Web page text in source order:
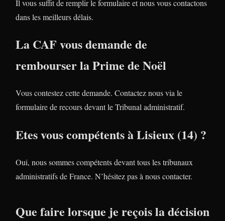
Il vous suffit de remplir le formulaire et nous vous contactons
dans les meilleurs délais.
La CAF vous demande de
rembourser la Prime de Noël
Vous contestez cette demande. Contactez nous via le
formulaire de recours devant le Tribunal administratif.
Etes vous compétents à Lisieux (14) ?
Oui, nous sommes compétents devant tous les tribunaux
administratifs de France. N’hésitez pas à nous contacter.
Que faire lorsque je reçois la décision